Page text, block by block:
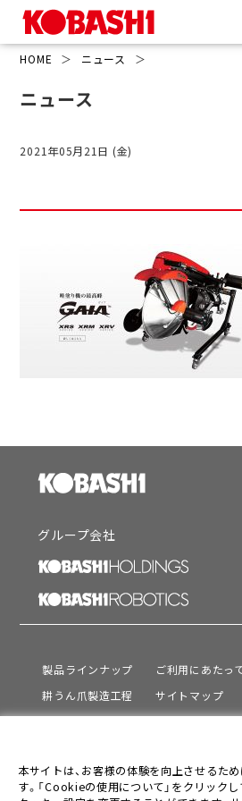
HOME ＞ ニュース ＞
ニュース
2021年05月21日 (金)
グループ会社
製品ラインナップ
耕うん爪製造工程
サポート
会社情報
ご利用にあたっ
サイトマップ
プライバシーポ
本サイトは、お客様の体験を向上させるた
す。「Cookieの使用について」をクリック